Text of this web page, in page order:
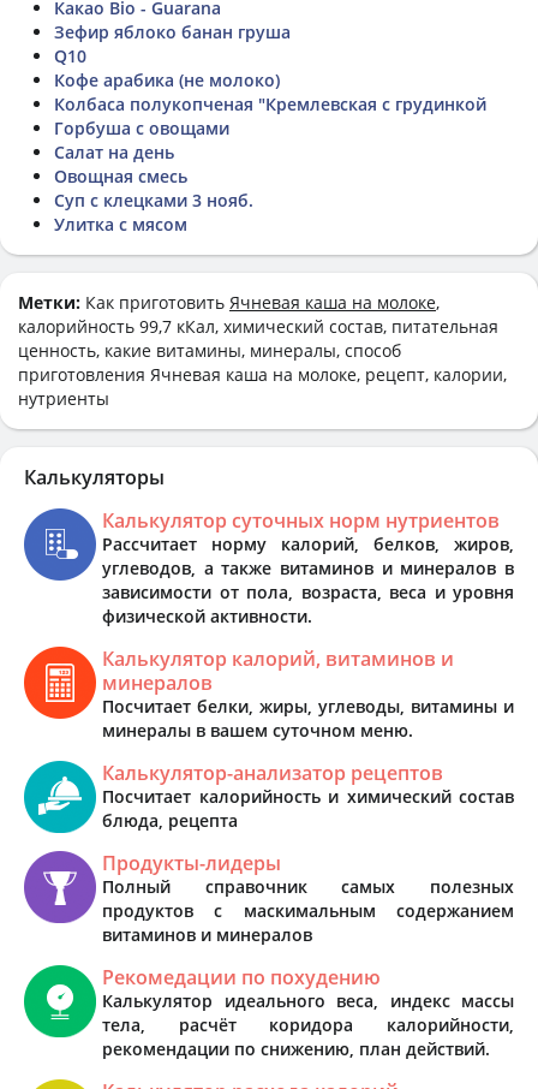
Какао Bio - Guarana
Зефир яблоко банан груша
Q10
Кофе арабика (не молоко)
Колбаса полукопченая "Кремлевская с грудинкой
Горбуша с овощами
Салат на день
Овощная смесь
Суп с клецками 3 нояб.
Улитка с мясом
Метки: Как приготовить Ячневая каша на молоке,
калорийность 99,7 кКал, химический состав, питательная
ценность, какие витамины, минералы, способ
приготовления Ячневая каша на молоке, рецепт, калории,
нутриенты
Калькуляторы
Калькулятор суточных норм нутриентов
Рассчитает норму калорий, белков, жиров,
углеводов, а также витаминов и минералов в
зависимости от пола, возраста, веса и уровня
физической активности.
Калькулятор калорий, витаминов и
минералов
Посчитает белки, жиры, углеводы, витамины и
минералы в вашем суточном меню.
Калькулятор-анализатор рецептов
Посчитает калорийность и химический состав
блюда, рецепта
Продукты-лидеры
Полный справочник самых полезных
продуктов с маскимальным содержанием
витаминов и минералов
Рекомедации по похудению
Калькулятор идеального веса, индекс массы
тела, расчёт коридора калорийности,
рекомендации по снижению, план действий.